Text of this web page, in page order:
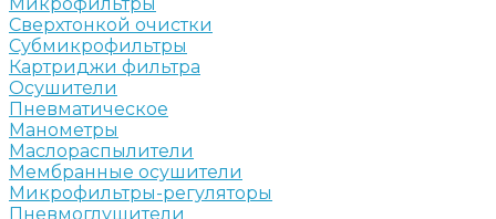
Сверхтонкой очистки
Субмикрофильтры
Картриджи фильтра
Осушители
Пневматическое
Манометры
Маслораспылители
Мембранные осушители
Микрофильтры-регуляторы
Пневмоглушители